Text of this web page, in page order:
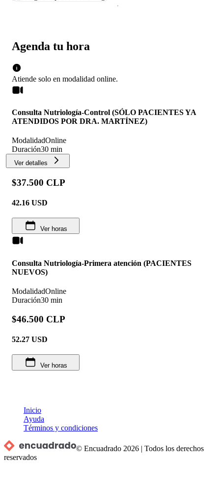
Agenda tu hora
Atiende solo en modalidad online.
Consulta Nutriología-Control (SÓLO PACIENTES YA
ATENDIDOS POR DRA. MARTÍNEZ)
ModalidadOnline
Duración30 min
Ver detalles
$37.500 CLP
42.16 USD
Ver horas
Consulta Nutriología-Primera atención (PACIENTES
NUEVOS)
ModalidadOnline
Duración30 min
$46.500 CLP
52.27 USD
Ver horas
Inicio
Ayuda
Términos y condiciones
© Encuadrado 2026 |Todos los derechos
reservados